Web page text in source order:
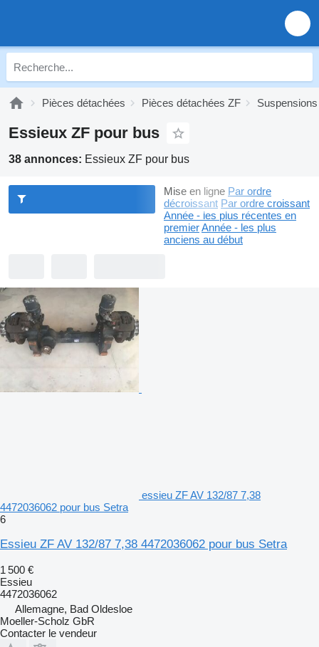
Pièces détachées Pièces détachées ZF
Essieux ZF pour bus
38 annonces: Essieux ZF pour bus
Mise en ligne Par ordre
décroissant Par ordre croissant
Année - les plus récentes en
premierAnnée - les plus
anciens au début
essieu ZF AV 132/87 7,38
4472036062 pour bus Setra
6
Essieu ZF AV 132/87 7,38 4472036062 pour bus Setra
1 500 €
Essieu
4472036062
Allemagne, Bad Oldesloe
Moeller-Scholz GbR
Contacter le vendeur